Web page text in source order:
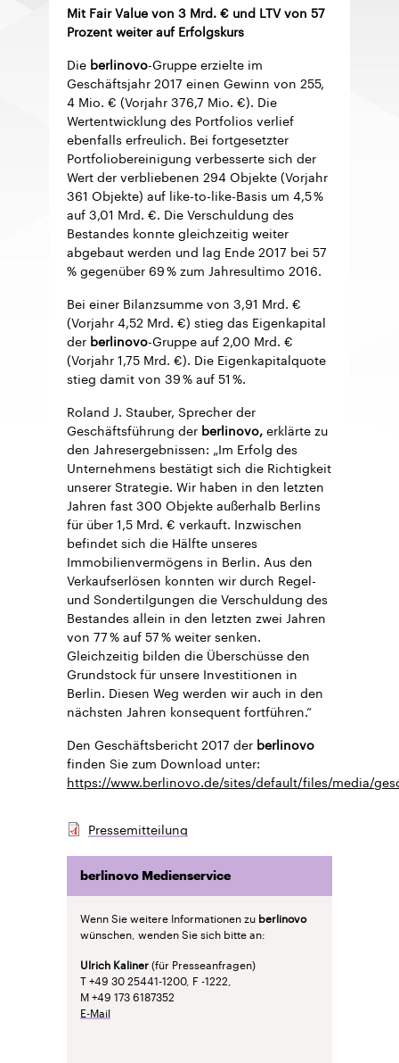
Mit Fair Value von 3 Mrd. € und LTV von 57
Prozent weiter auf Erfolgskurs
Die berlinovo-Gruppe erzielte im
Geschäftsjahr 2017 einen Gewinn von 255,
4 Mio. € (Vorjahr 376,7 Mio. €). Die
Wertentwicklung des Portfolios verlief
ebenfalls erfreulich. Bei fortgesetzter
Portfoliobereinigung verbesserte sich der
Wert der verbliebenen 294 Objekte (Vorjahr
361 Objekte) auf like-to-like-Basis um 4,5 %
auf 3,01 Mrd. €. Die Verschuldung des
Bestandes konnte gleichzeitig weiter
abgebaut werden und lag Ende 2017 bei 57
% gegenüber 69 % zum Jahresultimo 2016.
Bei einer Bilanzsumme von 3,91 Mrd. €
(Vorjahr 4,52 Mrd. €) stieg das Eigenkapital
der berlinovo-Gruppe auf 2,00 Mrd. €
(Vorjahr 1,75 Mrd. €). Die Eigenkapitalquote
stieg damit von 39 % auf 51 %.
Roland J. Stauber, Sprecher der
Geschäftsführung der berlinovo,erklärte zu
den Jahresergebnissen: „Im Erfolg des
Unternehmens bestätigt sich die Richtigkeit
unserer Strategie. Wir haben in den letzten
Jahren fast 300 Objekte außerhalb Berlins
für über 1,5 Mrd. € verkauft. Inzwischen
befindet sich die Hälfte unseres
Immobilienvermögens in Berlin. Aus den
Verkaufserlösen konnten wir durch Regel-
und Sondertilgungen die Verschuldung des
Bestandes allein in den letzten zwei Jahren
von 77 % auf 57 % weiter senken.
Gleichzeitig bilden die Überschüsse den
Grundstock für unsere Investitionen in
Berlin. Diesen Weg werden wir auch in den
nächsten Jahren konsequent fortführen.“
Den Geschäftsbericht 2017 der berlinovo
finden Sie zum Download unter:
https://www.berlinovo.de/sites/default/files/media/
Pressemitteilung
berlinovo Medienservice
Wenn Sie weitere Informationen zu berlinovo
wünschen, wenden Sie sich bitte an:
Ulrich Kaliner(für Presseanfragen)
T +49 30 25441-1200, F -1222,
M +49 173 6187352
E-Mail